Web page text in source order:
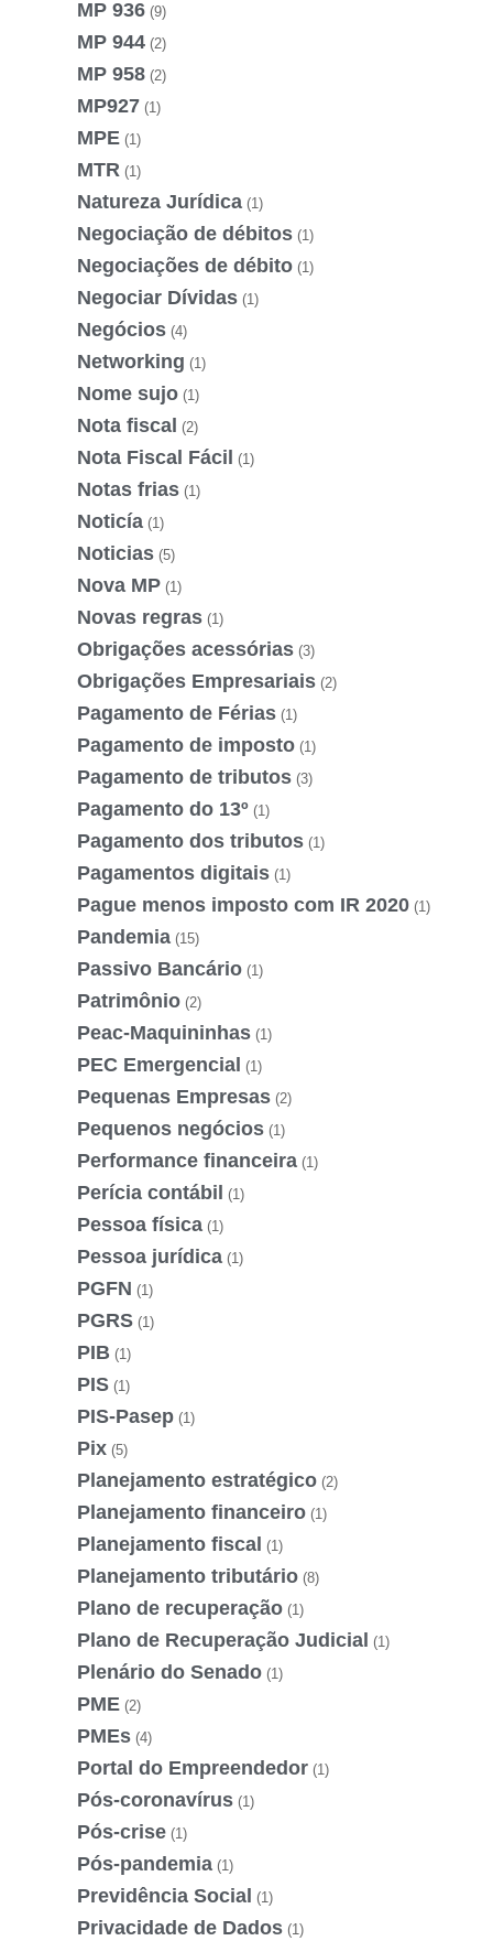
MP 936 (9)
MP 944 (2)
MP 958 (2)
MP927 (1)
MPE (1)
MTR (1)
Natureza Jurídica (1)
Negociação de débitos (1)
Negociações de débito (1)
Negociar Dívidas (1)
Negócios (4)
Networking (1)
Nome sujo (1)
Nota fiscal (2)
Nota Fiscal Fácil (1)
Notas frias (1)
Noticía (1)
Noticias (5)
Nova MP (1)
Novas regras (1)
Obrigações acessórias (3)
Obrigações Empresariais (2)
Pagamento de Férias (1)
Pagamento de imposto (1)
Pagamento de tributos (3)
Pagamento do 13º (1)
Pagamento dos tributos (1)
Pagamentos digitais (1)
Pague menos imposto com IR 2020 (1)
Pandemia (15)
Passivo Bancário (1)
Patrimônio (2)
Peac-Maquininhas (1)
PEC Emergencial (1)
Pequenas Empresas (2)
Pequenos negócios (1)
Performance financeira (1)
Perícia contábil (1)
Pessoa física (1)
Pessoa jurídica (1)
PGFN (1)
PGRS (1)
PIB (1)
PIS (1)
PIS-Pasep (1)
Pix (5)
Planejamento estratégico (2)
Planejamento financeiro (1)
Planejamento fiscal (1)
Planejamento tributário (8)
Plano de recuperação (1)
Plano de Recuperação Judicial (1)
Plenário do Senado (1)
PME (2)
PMEs (4)
Portal do Empreendedor (1)
Pós-coronavírus (1)
Pós-crise (1)
Pós-pandemia (1)
Previdência Social (1)
Privacidade de Dados (1)